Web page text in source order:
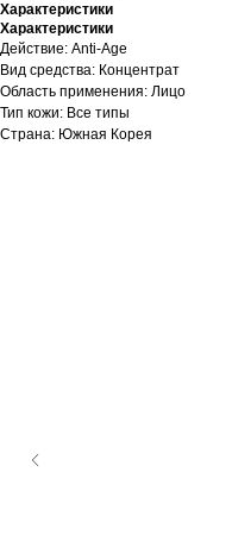
Характеристики
Характеристики
Действие: Anti-Age
Вид средства: Концентрат
Область применения: Лицо
Тип кожи: Все типы
Страна: Южная Корея